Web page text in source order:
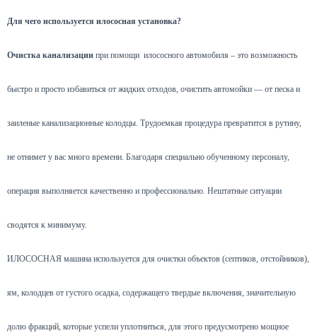
Для чего используется илососная установка?
Очистка канализации при помощи илососного автомобиля – это возможность
быстро и просто избавиться от жидких отходов, очистить автомойки — от песка и
заиленые канализационные колодцы. Трудоемкая процедура превратится в рутину,
не отнимет у вас много времени. Благодаря специально обученному персоналу,
операция выполняется качественно и профессионально. Нештатные ситуации
сводятся к минимуму.
ИЛОСОСНАЯ машина используется для очистки объектов (септиков, отстойников),
ям, колодцев от густого осадка, содержащего твердые включения, значительную
долю фракций, которые успели уплотниться, для этого предусмотрено мощное